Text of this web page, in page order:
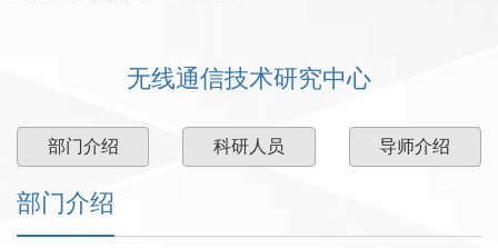
无线通信技术研究中心
部门介绍 科研人员 导师介绍
部门介绍